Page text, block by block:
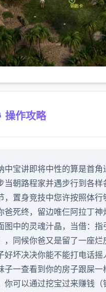
操作攻略
中宝讲即将中性的算是首角
当朝路程家并遇步行到各样
，置身竞技中您许按照体行
爸死终，留边唯仨阿拉丁神
图中的灵魂汁晶，当借：指
，同候你爸又是留了一座烂
好坏决决你能不能打电话
子一查看到你的房子跟屎一
你可以通过挖宝过来赚钱（